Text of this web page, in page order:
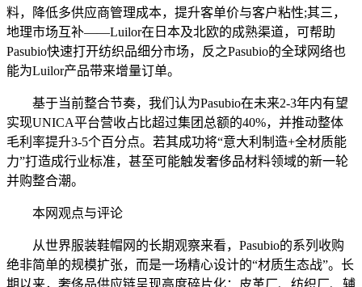
料，降低多供应商管理成本，提升客单价与客户粘性;其三，
地理市场互补——Luilor在日本及北欧的成熟渠道，可帮助
Pasubio快速打开纺织品细分市场，反之Pasubio的全球网络也
能为Luilor产品带来增量订单。
基于当前整合节奏，我们认为Pasubio在未来2-3年内有望
实现UNICA平台营收占比超过集团总额的40%，并推动整体
毛利率提升3-5个百分点。若其成功将“意大利制造+全材质能
力”打造成行业标准，甚至可能触发奢侈品材料领域的新一轮
并购整合潮。
本网观点与评论
从世界服装鞋帽网的长期观察来看，Pasubio的系列收购
绝非简单的规模扩张，而是一场精心设计的“材质生态战”。长
期以来，奢侈品供应链呈现高度碎片化：皮革厂、纺织厂、辅